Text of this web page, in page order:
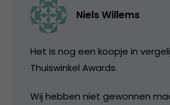
Niels Willems
Het is nog een koopje in
Thuiswinkel Awards.
Wij hebben niet gewonnen